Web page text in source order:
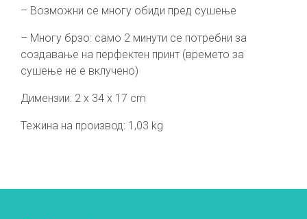
– Возможни се многу обиди пред сушење
– Многу брзо: само 2 минути се потребни за
создавање на перфектен принт (времето за
сушење не е вклучено)
Димензии: 2 x 34 x 17 cm
Тежина на производ: 1,03 kg